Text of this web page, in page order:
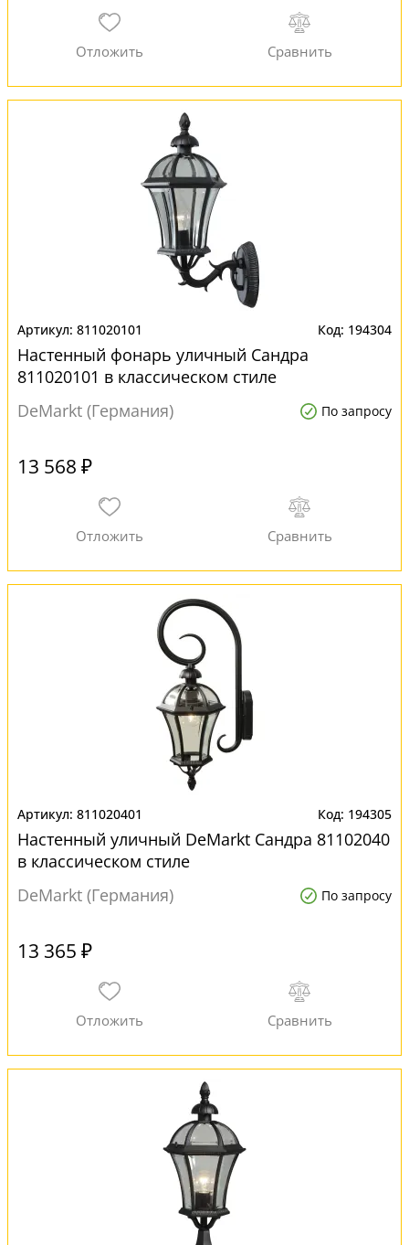
811020101 194304
Настенный фонарь уличный Сандра
811020101 в классическом стиле
DeMarkt (Германия)
По запросу
13 568 ₽
811020401 194305
Настенный уличный DeMarkt Сандра 81102040
в классическом стиле
DeMarkt (Германия)
По запросу
13 365 ₽